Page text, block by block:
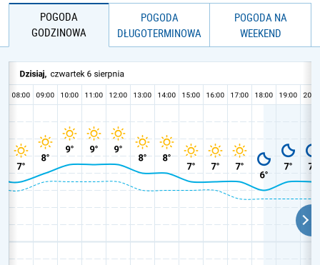
POGODA
GODZINOWA
POGODA
DŁUGOTERMINOWA
POGODA NA
WEEKEND